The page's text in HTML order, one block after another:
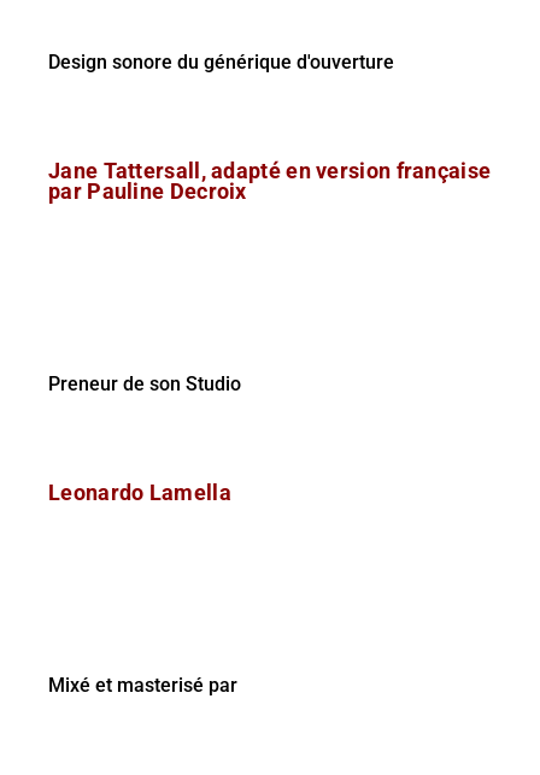
Design sonore du générique d'ouverture
Jane Tattersall, adapté en version française
par Pauline Decroix
Preneur de son Studio
Leonardo Lamella
Mixé et masterisé par